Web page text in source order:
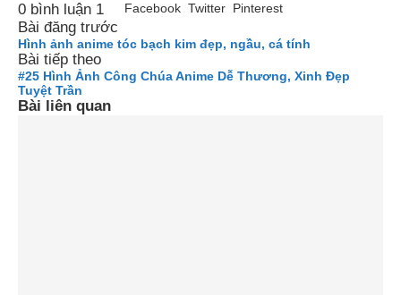
0 bình luận 1 Facebook Twitter Pinterest
Bài đăng trước
Hình ảnh anime tóc bạch kim đẹp, ngầu, cá tính
Bài tiếp theo
#25 Hình Ảnh Công Chúa Anime Dễ Thương, Xinh Đẹp
Tuyệt Trần
Bài liên quan